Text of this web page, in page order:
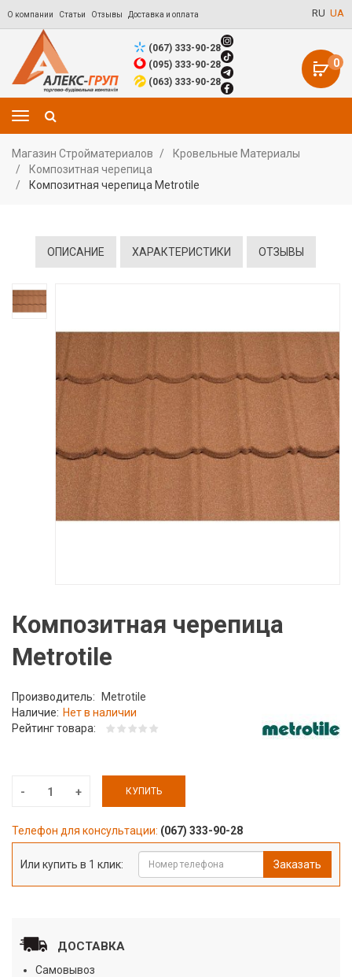
О компании Статьи Отзывы Доставка и оплата RU UA
0
(067) 333-90-28
(095) 333-90-28
(063) 333-90-28
Магазин Стройматериалов
Кровельные Материалы
Композитная черепица
Композитная черепица Metrotile
ОПИСАНИЕ ХАРАКТЕРИСТИКИ ОТЗЫВЫ
Композитная черепица
Metrotile
Производитель:
Metrotile
Наличие: Нет в наличии
Рейтинг товара:
КУПИТЬ
Телефон для консультации: (067) 333-90-28
Или купить в 1 клик: Заказать
ДОСТАВКА
Самовывоз